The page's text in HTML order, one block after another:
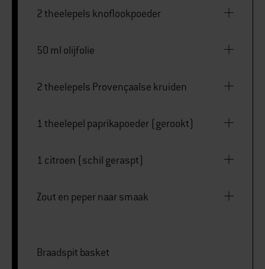
2 theelepels knoflookpoeder
50 ml olijfolie
2 theelepels Provençaalse kruiden
1 theelepel paprikapoeder (gerookt)
1 citroen (schil geraspt)
Zout en peper naar smaak
Braadspit basket